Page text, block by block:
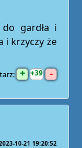
gardła i
i krzyczy że
+ 39 -
10-21 19:20:52